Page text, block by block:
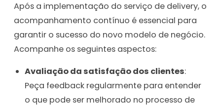
Após a implementação do serviço de delivery, o
acompanhamento contínuo é essencial para
garantir o sucesso do novo modelo de negócio.
Acompanhe os seguintes aspectos:
Avaliação da satisfação dos clientes:
Peça feedback regularmente para entender
o que pode ser melhorado no processo de